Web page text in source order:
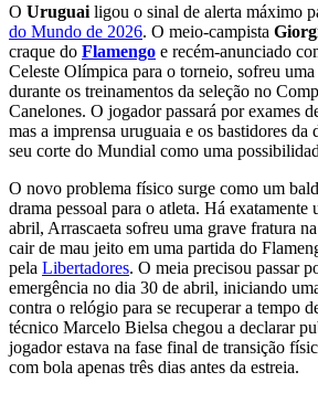
O Uruguai ligou o sinal de alerta máximo
do Mundo de 2026. O meio-campista
craque do Flamengo e recém-anunciado
Celeste Olímpica para o torneio, sofreu
durante os treinamentos da seleção no
Canelones. O jogador passará por exames
mas a imprensa uruguaia e os bastidores da
seu corte do Mundial como uma
O novo problema físico surge como um
drama pessoal para o atleta. Há exatamente
abril, Arrascaeta sofreu uma grave fratura
cair de mau jeito em uma partida do
pela Libertadores. O meia precisou passar
emergência no dia 30 de abril, iniciando
contra o relógio para se recuperar a tempo
técnico Marcelo Bielsa chegou a declarar
jogador estava na fase final de transição
com bola apenas três dias antes da estreia.